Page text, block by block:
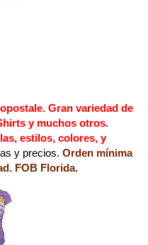
Gran variedad de
y muchos otros.
estilos, colores, y
y precios. Orden mínima
FOB Florida.